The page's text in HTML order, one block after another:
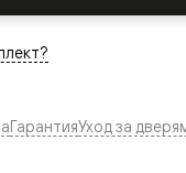
ГарантияУход за